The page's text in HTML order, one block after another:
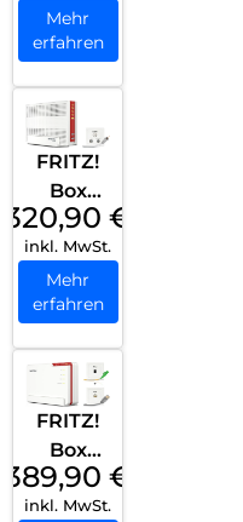
Weiß
Mehr
erfahren
FRITZ!
Box
6690
Kabel
Weiß
320,90 €
inkl. MwSt.
Mehr
erfahren
FRITZ!
Box
5690
Pro
389,90 €
inkl. MwSt.